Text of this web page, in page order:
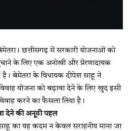
छत्तीसगढ़ में सरकारी योजनाओं को
के लिए एक अनोखी और प्रेरणादायक
बेमेतरा के विधायकदीपेश साहू ने
योजना को बढ़ावा देने के लिए खुद इसी
करने का फैसला लिया है।
देने की अनूठी पहल
का यह कदम न केवल सराहनीय माना जा